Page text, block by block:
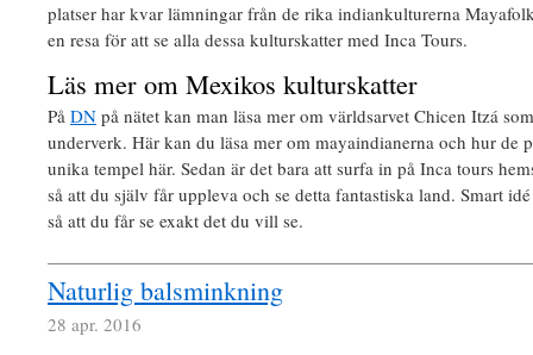
platser har kvar lämningar från de rika indiankulturerna
en resa för att se alla dessa kulturskatter med Inca Tours.
Läs mer om Mexikos kulturskatter
På DN på nätet kan man läsa mer om världsarvet Chicen Itzá
underverk. Här kan du läsa mer om mayaindianerna och hur de
unika tempel här. Sedan är det bara att surfa in på Inca tours
så att du själv får uppleva och se detta fantastiska land. Smart
så att du får se exakt det du vill se.
Naturlig balsminkning
28 apr. 2016